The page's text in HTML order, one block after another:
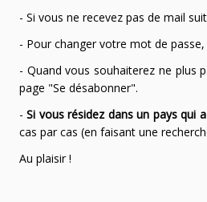
- Si vous ne recevez pas de mail
- Pour changer votre mot de
- Quand vous souhaiterez ne plus
page "Se désabonner".
-Si vous résidez dans un pays qui
cas par cas (en faisant une
Au plaisir !